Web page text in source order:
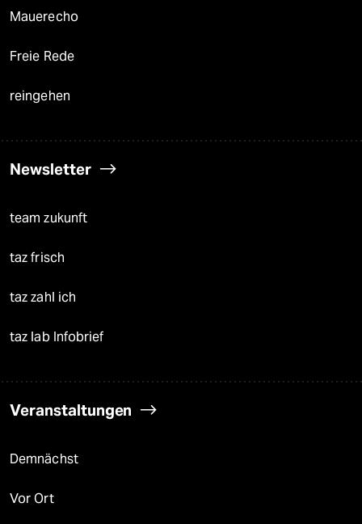
Mauerecho
Freie Rede
reingehen
Newsletter
team zukunft
taz frisch
taz zahl ich
taz lab Infobrief
Veranstaltungen
Demnächst
Vor Ort